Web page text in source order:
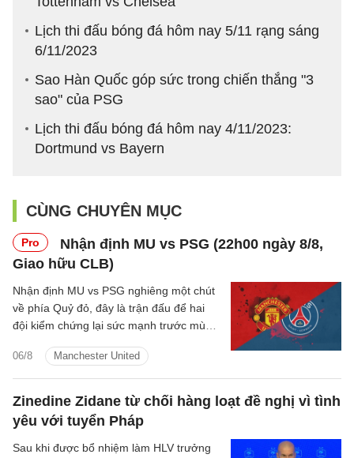
Lịch thi đấu bóng đá hôm nay 5/11 rạng sáng
6/11/2023
Sao Hàn Quốc góp sức trong chiến thắng "3
sao" của PSG
Lịch thi đấu bóng đá hôm nay 4/11/2023:
Dortmund vs Bayern
CÙNG CHUYÊN MỤC
Pro
Nhận định MU vs PSG (22h00 ngày 8/8,
Giao hữu CLB)
06/8 Manchester United
Nhận định MU vs PSG nghiêng một chút
về phía Quỷ đỏ, đây là trận đấu để hai
đội kiểm chứng lại sức mạnh trước mùa
Zinedine Zidane từ chối hàng loạt đề nghị vì tình
yêu với tuyển Pháp
Sau khi được bổ nhiệm làm HLV trưởng